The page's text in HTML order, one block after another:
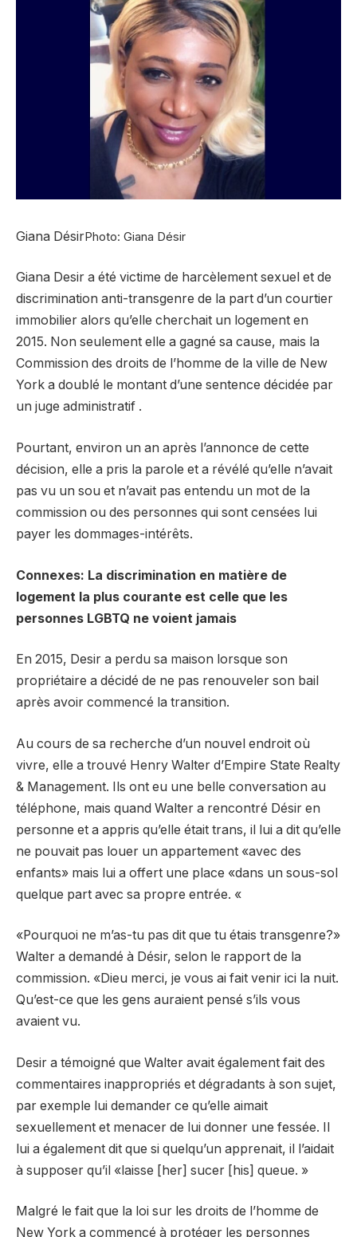
Giana DésirPhoto: Giana Désir
Giana Desir a été victime de harcèlement sexuel et de
discrimination anti-transgenre de la part d’un courtier
immobilier alors qu’elle cherchait un logement en
2015. Non seulement elle a gagné sa cause, mais la
Commission des droits de l’homme de la ville de New
York a doublé le montant d’une sentence décidée par
un juge administratif .
Pourtant, environ un an après l’annonce de cette
décision, elle a pris la parole et a révélé qu’elle n’avait
pas vu un sou et n’avait pas entendu un mot de la
commission ou des personnes qui sont censées lui
payer les dommages-intérêts.
Connexes: La discrimination en matière de
logement la plus courante est celle que les
personnes LGBTQ ne voient jamais
En 2015, Desir a perdu sa maison lorsque son
propriétaire a décidé de ne pas renouveler son bail
après avoir commencé la transition.
Au cours de sa recherche d’un nouvel endroit où
vivre, elle a trouvé Henry Walter d’Empire State Realty
& Management. Ils ont eu une belle conversation au
téléphone, mais quand Walter a rencontré Désir en
personne et a appris qu’elle était trans, il lui a dit qu’elle
ne pouvait pas louer un appartement «avec des
enfants» mais lui a offert une place «dans un sous-sol
quelque part avec sa propre entrée. «
«Pourquoi ne m’as-tu pas dit que tu étais transgenre?»
Walter a demandé à Désir, selon le rapport de la
commission. «Dieu merci, je vous ai fait venir ici la nuit.
Qu’est-ce que les gens auraient pensé s’ils vous
avaient vu.
Desir a témoigné que Walter avait également fait des
commentaires inappropriés et dégradants à son sujet,
par exemple lui demander ce qu’elle aimait
sexuellement et menacer de lui donner une fessée. Il
lui a également dit que si quelqu’un apprenait, il l’aidait
à supposer qu’il «laisse [her] sucer [his] queue. »
Malgré le fait que la loi sur les droits de l’homme de
New York a commencé à protéger les personnes